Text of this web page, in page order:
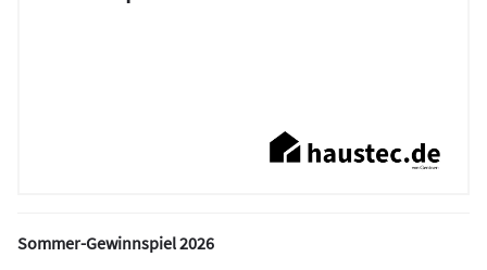
Sommer-Gewinnspiel 2026